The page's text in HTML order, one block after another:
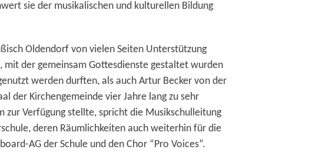
sie der musikalischen und kulturellen Bildung
Oldendorf von vielen Seiten Unterstützung
der gemeinsam Gottesdienste gestaltet wurden
werden durften, als auch Artur Becker von der
der Kirchengemeinde vier Jahre lang zu sehr
zur Verfügung stellte, spricht die Musikschulleitung
deren Räumlichkeiten auch weiterhin für die
AG der Schule und den Chor “Pro Voices”.